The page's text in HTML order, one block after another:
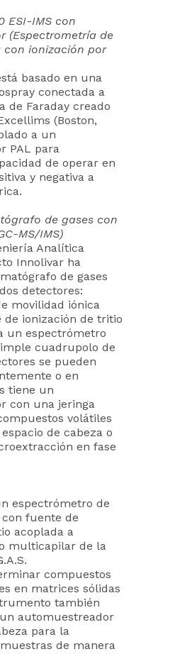
ESI-IMS con
(Espectrometría de
ionización por
basado en una
conectada a
de Faraday creado
(Boston,
a un
PAL para
de operar en
y negativa a
de gases con
MS/IMS)
Analítica
Innolivar ha
de gases
detectores:
movilidad iónica
de ionización de tritio
un espectrómetro
cuadrupolo de
se pueden
o en
tiene un
con una jeringa
volátiles
de cabeza o
en fase
espectrómetro de
fuente de
acoplada a
multicapilar de la
compuestos
en matrices sólidas
también
automuestreador
para la
de manera